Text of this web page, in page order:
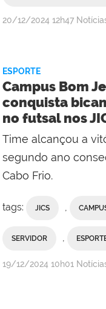
por
Campus
Bom
Jesus
do
Itabapoana
publicado
20/12/2024 12h47
ESPORTE
Campus Bom
conquista
no futsal nos
Time alcançou a
segundo ano
Cabo Frio.
tags: JICS
SERVIDOR
por
publicado
19/12/2024 10h01